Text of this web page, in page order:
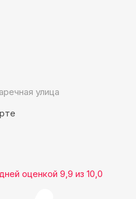
улица
оценкой 9,9 из 10,0